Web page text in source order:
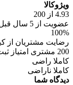
ویژوکالا
4.93 از 200
عضویت از 5 سال قبل
100%
رضایت مشتریان از
200 مشتری امتیاز ثبت کرده‌اند
کاملا راضی
کاملا ناراضی
دیدگاه شما